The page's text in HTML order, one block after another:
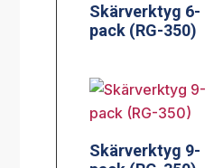
Skärverktyg 6-
pack (RG-350)
Skärverktyg 9-